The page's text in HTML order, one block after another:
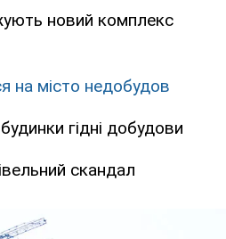
новий комплекс
на місто недобудов
гідні добудови
скандал